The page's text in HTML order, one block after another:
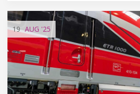
19 AUG '25